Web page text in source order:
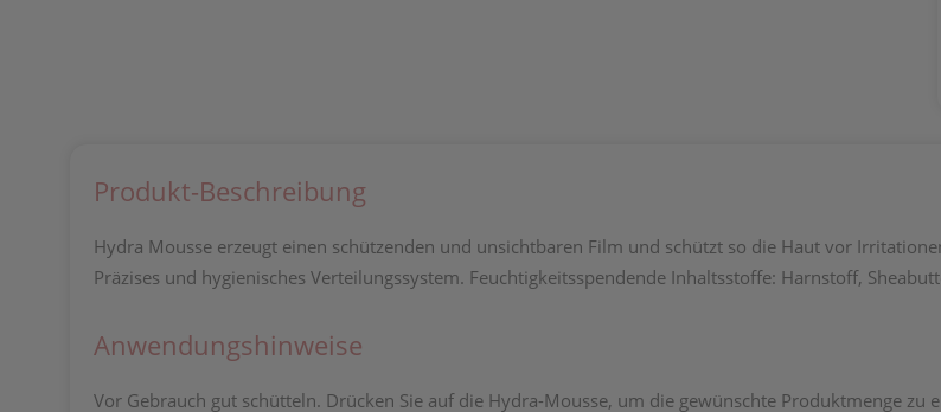
Produkt-Beschreibung
Hydra Mousse erzeugt einen schützenden und unsichtbaren Film und schützt so die Haut vor
Präzises und hygienisches Verteilungssystem. Feuchtigkeitsspendende Inhaltsstoffe: Harnstoff,
Anwendungshinweise
Vor Gebrauch gut schütteln. Drücken Sie auf die Hydra-Mousse, um die gewünschte Produktmenge